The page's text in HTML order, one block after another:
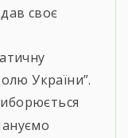
своє
України”.